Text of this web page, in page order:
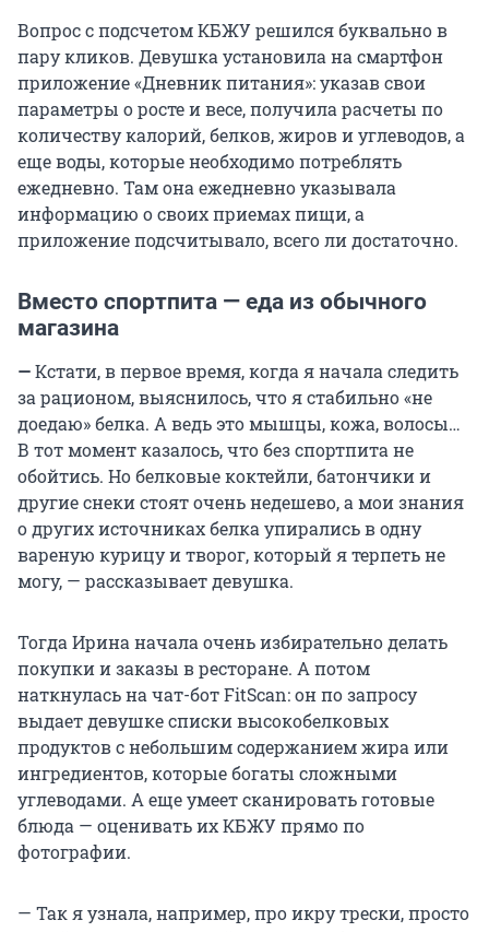
Вопрос с подсчетом КБЖУ решился буквально в
пару кликов. Девушка установила на смартфон
приложение «Дневник питания»: указав свои
параметры о росте и весе, получила расчеты по
количеству калорий, белков, жиров и углеводов, а
еще воды, которые необходимо потреблять
ежедневно. Там она ежедневно указывала
информацию о своих приемах пищи, а
приложение подсчитывало, всего ли достаточно.
Вместо спортпита — еда из обычного
магазина
—Кстати, в первое время, когда я начала следить
за рационом, выяснилось, что я стабильно «не
доедаю» белка. А ведь это мышцы, кожа, волосы…
В тот момент казалось, что без спортпита не
обойтись. Но белковые коктейли, батончики и
другие снеки стоят очень недешево, а мои знания
о других источниках белка упирались в одну
вареную курицу и творог, который я терпеть не
могу, — рассказывает девушка.
Тогда Ирина начала очень избирательно делать
покупки и заказы в ресторане. А потом
наткнулась на чат-бот FitScan: он по запросу
выдает девушке списки высокобелковых
продуктов с небольшим содержанием жира или
ингредиентов, которые богаты сложными
углеводами. А еще умеет сканировать готовые
блюда — оценивать их КБЖУ прямо по
фотографии.
— Так я узнала, например, про икру трески, просто